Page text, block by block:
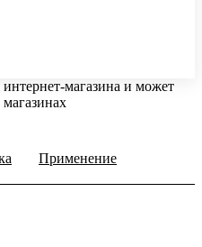
магазина и может
Применение